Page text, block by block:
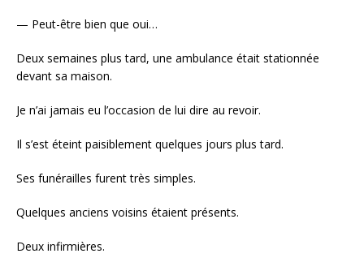
— Peut-être bien que oui…
Deux semaines plus tard, une ambulance était stationnée
devant sa maison.
Je n’ai jamais eu l’occasion de lui dire au revoir.
Il s’est éteint paisiblement quelques jours plus tard.
Ses funérailles furent très simples.
Quelques anciens voisins étaient présents.
Deux infirmières.